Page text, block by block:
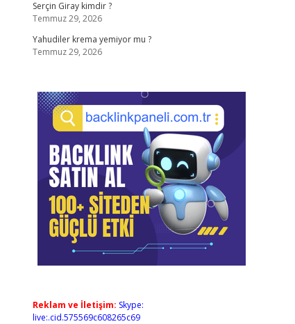
Serçin Giray kimdir ?
Temmuz 29, 2026
Yahudiler krema yemiyor mu ?
Temmuz 29, 2026
Reklam ve İletişim: Skype:
live:.cid.575569c608265c69